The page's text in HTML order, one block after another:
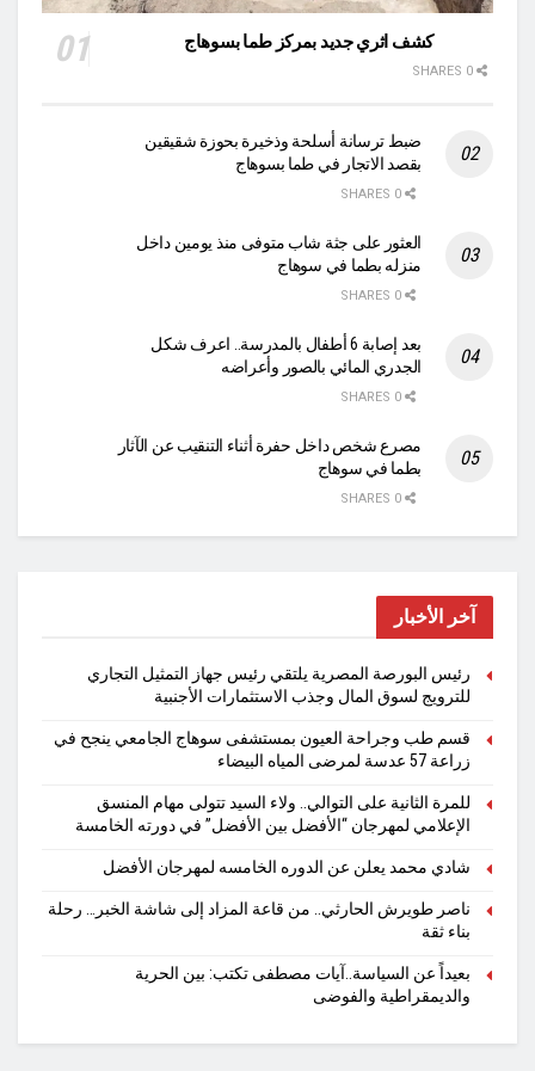
كشف اثري جديد بمركز طما بسوهاج
ضبط ترسانة أسلحة وذخيرة بحوزة شقيقين
بقصد الاتجار في طما بسوهاج
العثور على جثة شاب متوفى منذ يومين داخل
منزله بطما في سوهاج
بعد إصابة 6 أطفال بالمدرسة.. اعرف شكل
الجدري المائي بالصور وأعراضه
مصرع شخص داخل حفرة أثناء التنقيب عن الآثار
بطما في سوهاج
آخر الأخبار
رئيس البورصة المصرية يلتقي رئيس جهاز التمثيل التجاري
للترويج لسوق المال وجذب الاستثمارات الأجنبية
قسم طب وجراحة العيون بمستشفى سوهاج الجامعي ينجح في
زراعة 57 عدسة لمرضى المياه البيضاء
للمرة الثانية على التوالي.. ولاء السيد تتولى مهام المنسق
الإعلامي لمهرجان “الأفضل بين الأفضل” في دورته الخامسة
شادي محمد يعلن عن الدوره الخامسه لمهرجان الأفضل
ناصر طويرش الحارثي.. من قاعة المزاد إلى شاشة الخبر… رحلة
بناء ثقة
بعيداً عن السياسة..آيات مصطفى تكتب: بين الحرية
والديمقراطية والفوضى